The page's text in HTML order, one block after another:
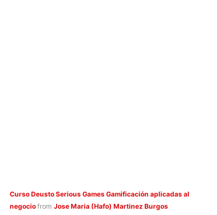
Curso Deusto Serious Games Gamificación aplicadas al
negociofrom Jose Maria (Hafo) Martinez Burgos